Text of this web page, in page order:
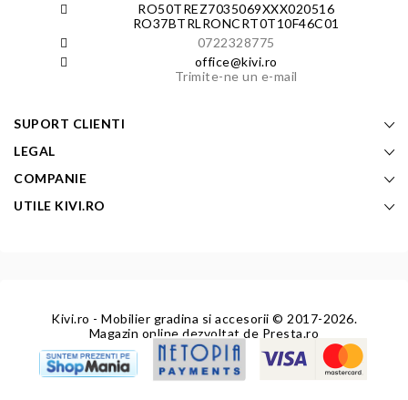
RO50TREZ7035069XXX020516
RO37BTRLRONCRT0T10F46C01
0722328775
office@kivi.ro
Trimite-ne un e-mail
SUPORT CLIENTI
LEGAL
COMPANIE
UTILE KIVI.RO
Kivi.ro - Mobilier gradina si accesorii © 2017-2026.
Magazin online dezvoltat de Presta.ro